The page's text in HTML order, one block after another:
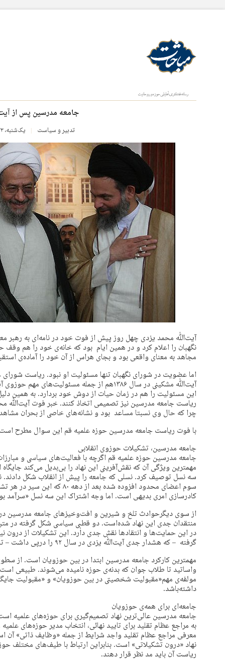
جامعه‌ مدرسین پس از
تدبیر و سیاست یک‌شنبه، ۲۳ آذر ۱۳۹۹
آیت‌ﷲ محمد یزدی چهل روز پیش از فوت خود در نامه‌ای به رهبر
نگهبان را اعلام کرد و در همین ایام بود که خانه‌ی خود را هم وقف
مجاهد به معنای واقعی بود و بجای هراس از آن خود را آماده‌ی
اما عضویت در شورای نگهبان تنها مسئولیت او نبود. ریاست
آیت‌ﷲ مشکینی در سال ۱۳۸۶هم از جمله
این مسئولیت را هم در زمان حیات از دوش خود بردارد. به همین
چرا که حال وی نسبتا مساعد بود و نشانه‌های خاصی از بحران
با فوت ریاست جامعه مدرسین حوزه علمیه قم این سوال مطرح
جامعه مدرسین، تشکیلات حوزوی انقلابی
مهمترین ویژگی آن که نقش‌آفرینی این نهاد را بی‌بدیل می‌کند
سوم اعضای محدود افزوده شده بعد
کادرسازی امری بدیهی است. اما وجه اشتراک این سه نسل
از سوی دیگرحوادث تلخ و شیرین و افت‌وخیزهای جامعه مدرسین
در این حمایت‌ها و انتقادها نقش جدی دارد. این تشکیلات از درون
گرفته – که هشدار جدی آیت‌ﷲ یزدی در سال ۹۲ را درپی داشت – تا ضعف عملکرد برخی از بخش‌ها.
مهمترین کارکرد جامعه مدرسین ابتدا در بین حوزویان است. از
واساتید تا طلاب جوان که بدنه‌ی حوزه نامیده می‌شوند. طبیعی
مولفه‌ی مهم«مقبولیت شخصیتی در بین حوزویان» و «مقبولیت
داشته‌باشد.
جامعه‌ای برای همه‌ی حوزویان
جامعه مدرسین عالی‌ترین نهاد تصمیم‌گیری برای حوزه‌های علمیه
به مراجع عظام تقلید برای تایید نهائی، انتخاب مدیر حوزه‌‌های
معرفی مراجع عظام تقلید واجد شرایط از جمله «وظایف ذاتی» آن
نهاد «درون تشکیلاتی‌» است. بنابراین ارتباط با طیف‌های مختلف
ریاست آن باید مد نظر قرار دهند.